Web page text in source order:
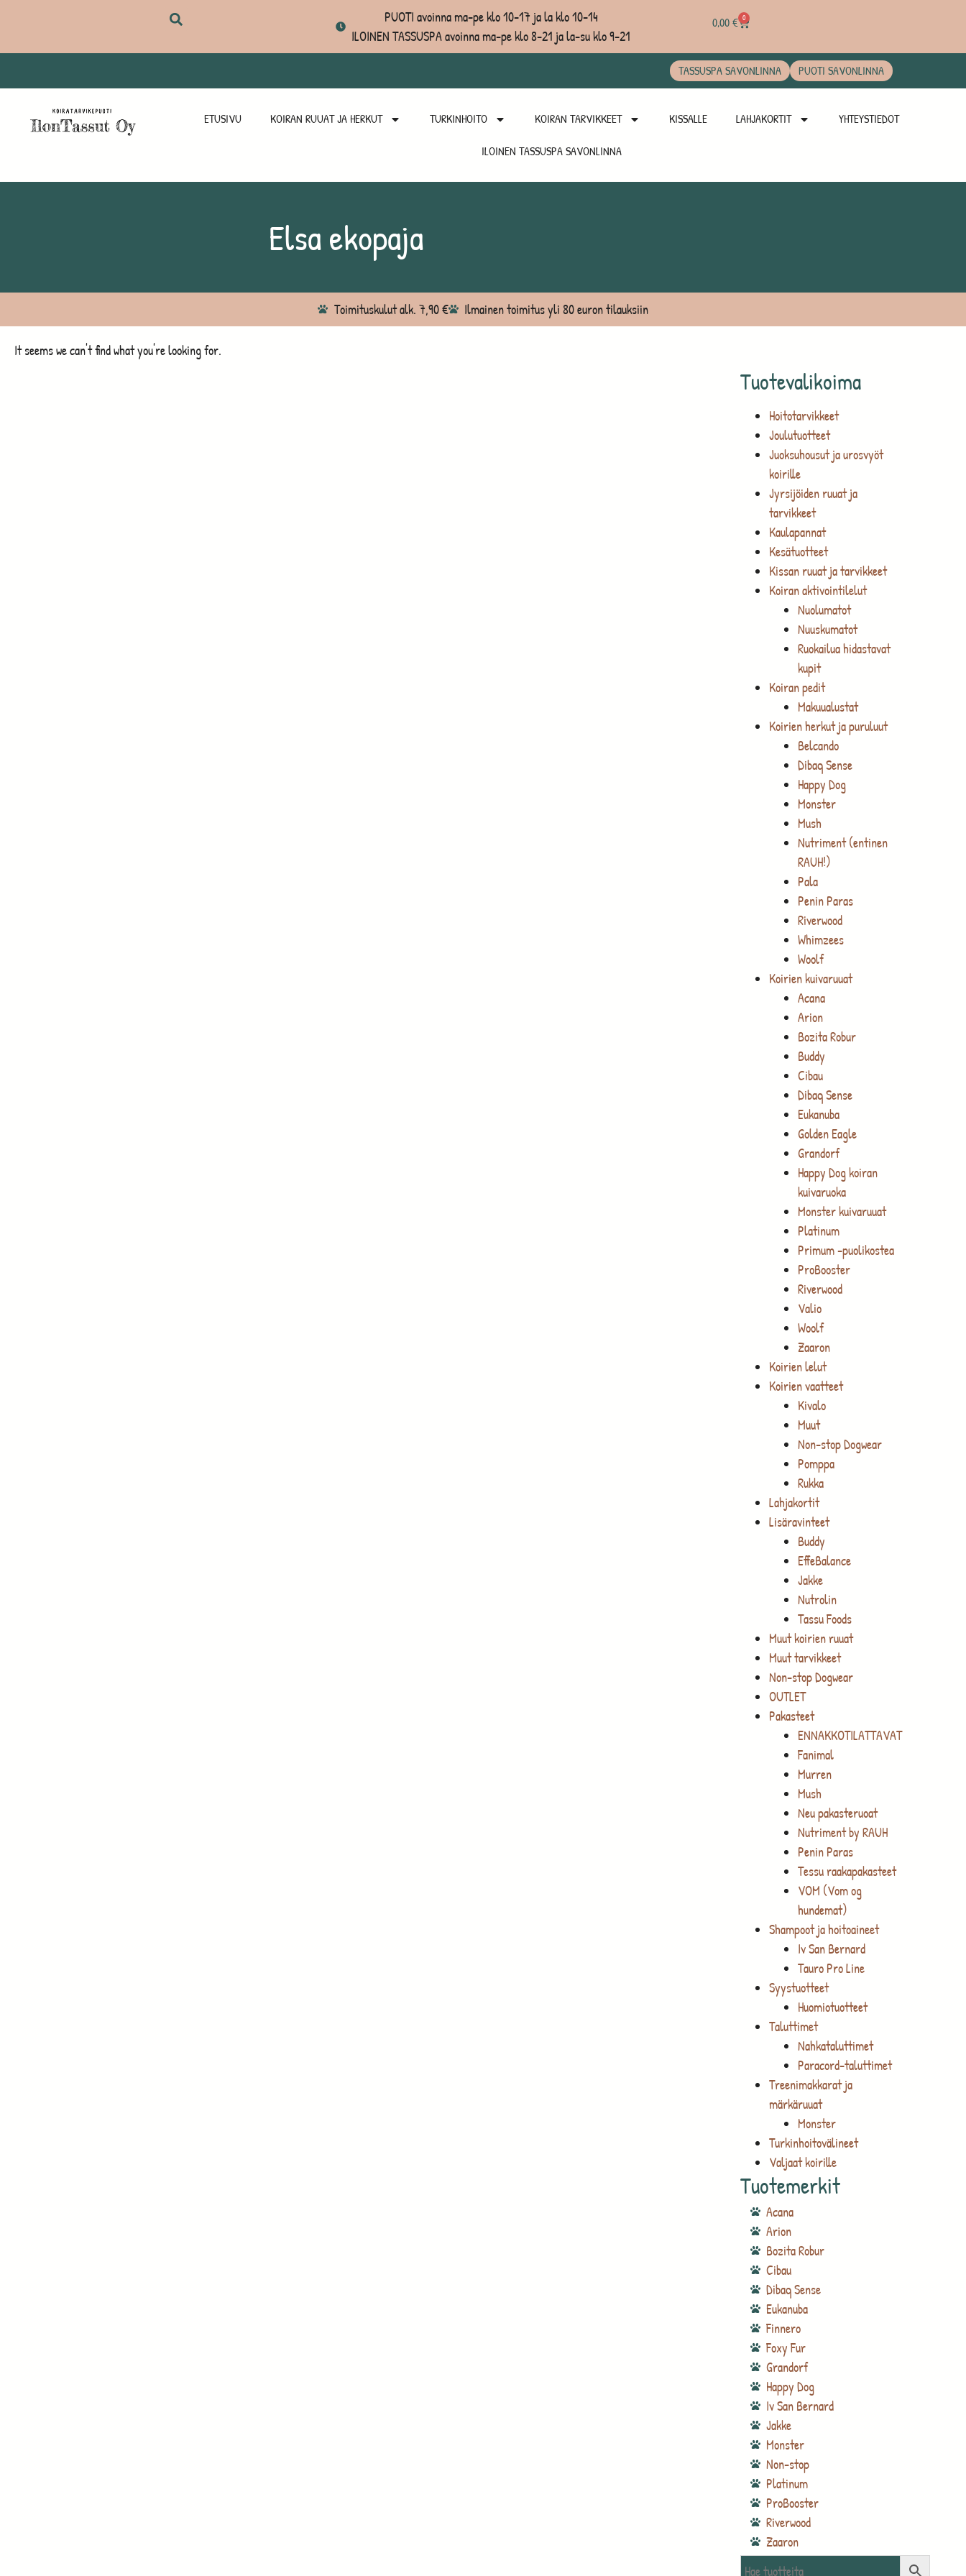
PUOTI avoinna ma-pe klo 10-17 ja la klo 10-14
ILOINEN TASSUSPA avoinna ma-pe klo 8-21 ja la-su klo 9-21
0,00€ 0
TASSUSPA SAVONLINNA PUOTI SAVONLINNA
ETUSIVU KOIRAN RUUAT JA HERKUT TURKINHOITO KOIRAN TARVIKKEET KISSALLE LAHJAKORTIT YHTEYSTIEDOT
ILOINEN TASSUSPA SAVONLINNA
Elsa ekopaja
Toimituskulut alk. 7,90 € Ilmainen toimitus yli 80 euron tilauksiin
Tuotevalikoima
Hoitotarvikkeet
Joulutuotteet
Juoksuhousut ja urosvyöt
koirille
Jyrsijöiden ruuat ja
tarvikkeet
Kaulapannat
Kesätuotteet
Kissan ruuat ja tarvikkeet
Koiran aktivointilelut
Nuolumatot
Nuuskumatot
Ruokailua hidastavat
kupit
Koiran pedit
Makuualustat
Koirien herkut ja puruluut
Belcando
Dibaq Sense
Happy Dog
Monster
Mush
Nutriment (entinen
RAUH!)
Pala
Penin Paras
Riverwood
Whimzees
Woolf
Koirien kuivaruuat
Acana
Arion
Bozita Robur
Buddy
Cibau
Dibaq Sense
Eukanuba
Golden Eagle
Grandorf
Happy Dog koiran
kuivaruoka
Monster kuivaruuat
Platinum
Primum -puolikostea
ProBooster
Riverwood
Valio
Woolf
Zaaron
Koirien lelut
Koirien vaatteet
Kivalo
Muut
Non-stop Dogwear
Pomppa
Rukka
Lahjakortit
Lisäravinteet
Buddy
EffeBalance
Jakke
Nutrolin
Tassu Foods
Muut koirien ruuat
Muut tarvikkeet
Non-stop Dogwear
OUTLET
Pakasteet
ENNAKKOTILATTAVAT
Fanimal
Murren
Mush
Neu pakasteruoat
Nutriment by RAUH
Penin Paras
Tessu raakapakasteet
VOM (Vom og
hundemat)
Shampoot ja hoitoaineet
Iv San Bernard
Tauro Pro Line
Syystuotteet
Huomiotuotteet
Taluttimet
Nahkataluttimet
Paracord-taluttimet
Treenimakkarat ja
märkäruuat
Monster
Turkinhoitovälineet
Valjaat koirille
Tuotemerkit
Acana
Arion
Bozita Robur
Cibau
Dibaq Sense
Eukanuba
Finnero
Foxy Fur
Grandorf
Happy Dog
Iv San Bernard
Jakke
Monster
Non-stop
Platinum
ProBooster
Riverwood
Zaaron
It seems we can't find what you're looking for.